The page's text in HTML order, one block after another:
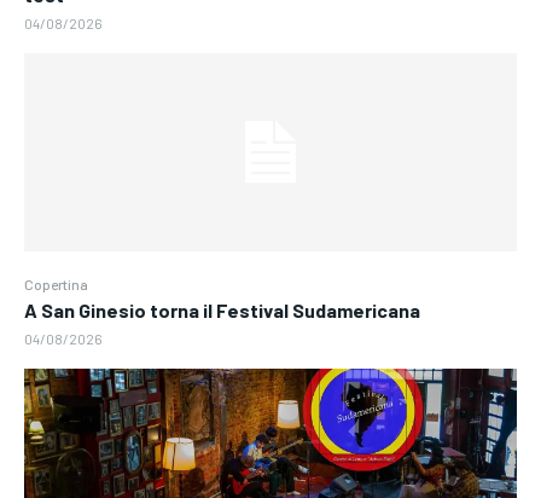
04/08/2026
Copertina
A San Ginesio torna il Festival Sudamericana
04/08/2026